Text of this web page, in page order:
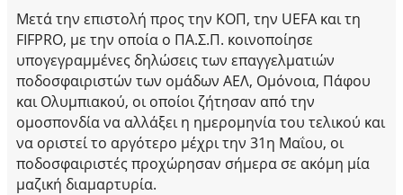
Μετά την επιστολή προς την ΚΟΠ, την UEFA και τη
FIFPRO, με την οποία ο ΠΑ.Σ.Π. κοινοποίησε
υπογεγραμμένες δηλώσεις των επαγγελματιών
ποδοσφαιριστών των ομάδων ΑΕΛ, Ομόνοια, Πάφου
και Ολυμπιακού, οι οποίοι ζήτησαν από την
ομοσπονδία να αλλάξει η ημερομηνία του τελικού και
να οριστεί το αργότερο μέχρι την 31η Μαΐου, οι
ποδοσφαιριστές προχώρησαν σήμερα σε ακόμη μία
μαζική διαμαρτυρία.